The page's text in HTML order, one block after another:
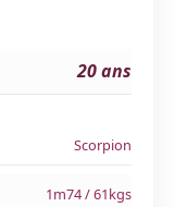
20 ans
Scorpion
1m74 / 61kgs